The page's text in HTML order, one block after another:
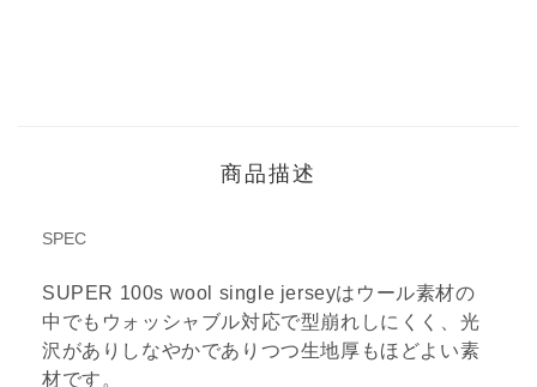
商品描述
SPEC
SUPER 100s wool single jerseyはウール素材の
中でもウォッシャブル対応で型崩れしにくく、光
沢がありしなやかでありつつ生地厚もほどよい素
材です。